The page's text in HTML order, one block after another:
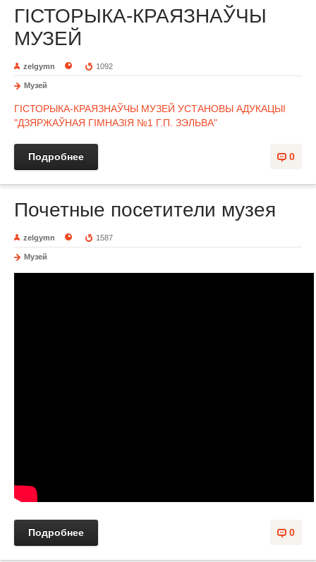
ГІСТОРЫКА-КРАЯЗНАЎЧЫ
МУЗЕЙ
zelgymn 1092
Музей
ГІСТОРЫКА-КРАЯЗНАЎЧЫ МУЗЕЙ УСТАНОВЫ АДУКАЦЫІ
"ДЗЯРЖАЎНАЯ ГІМНАЗІЯ №1 Г.П. ЗЭЛЬВА"
0
Подробнее
Почетные посетители музея
zelgymn 1587
Музей
0
Подробнее